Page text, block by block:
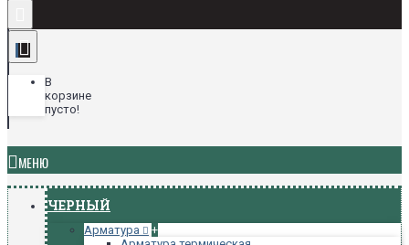
В
корзине
пусто!
МЕНЮ
ЧЕРНЫЙ
Арматура
+